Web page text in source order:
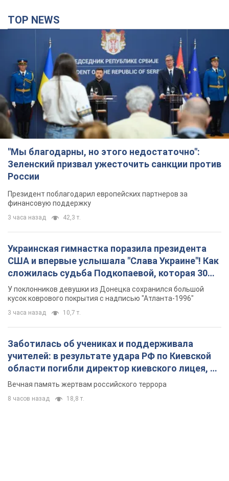
TOP NEWS
"Мы благодарны, но этого недостаточно":
Зеленский призвал ужесточить санкции против
России
Президент поблагодарил европейских партнеров за
финансовую поддержку
3 часа назад 42,3 т.
Украинская гимнастка поразила президента
США и впервые услышала "Слава Украине"! Как
сложилась судьба Подкопаевой, которая 30
лет назад завоевала "золото" Олимпиады
У поклонников девушки из Донецка сохранился большой
кусок коврового покрытия с надписью "Атланта-1996"
3 часа назад 10,7 т.
Заботилась об учениках и поддерживала
учителей: в результате удара РФ по Киевской
области погибли директор киевского лицея, её
муж и внук
Вечная память жертвам российского террора
8 часов назад 18,8 т.